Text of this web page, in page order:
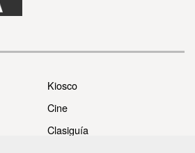
Kiosco
Cine
Clasiguía